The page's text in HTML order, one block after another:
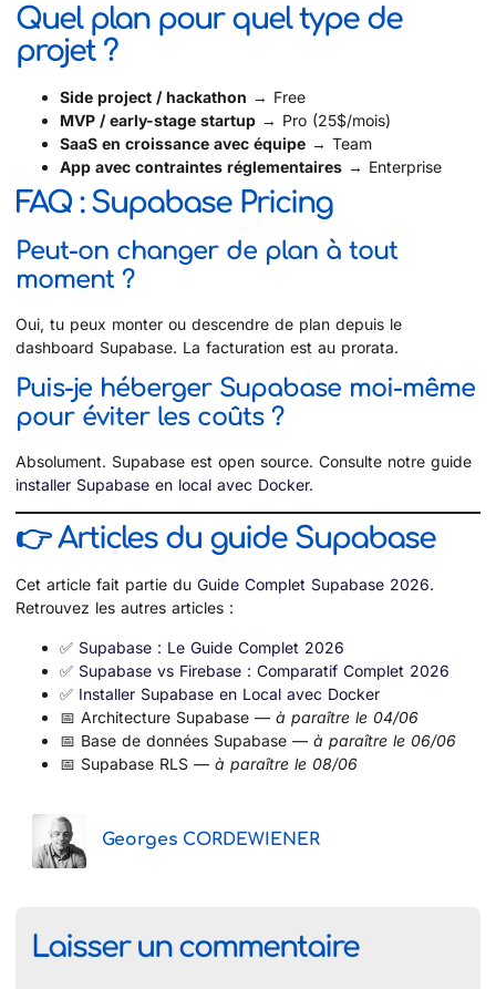
Quel plan pour quel type de
projet ?
Side project / hackathon → Free
MVP / early-stage startup → Pro (25$/mois)
SaaS en croissance avec équipe → Team
App avec contraintes réglementaires → Enterprise
FAQ : Supabase Pricing
Peut-on changer de plan à tout
moment ?
Oui, tu peux monter ou descendre de plan depuis le
dashboard Supabase. La facturation est au prorata.
Puis-je héberger Supabase moi-même
pour éviter les coûts ?
Absolument. Supabase est open source. Consulte notre guide
installer Supabase en local avec Docker.
👉 Articles du guide Supabase
Cet article fait partie du Guide Complet Supabase 2026.
Retrouvez les autres articles :
✅ Supabase : Le Guide Complet 2026
✅ Supabase vs Firebase : Comparatif Complet 2026
✅ Installer Supabase en Local avec Docker
📅 Architecture Supabase — à paraître le 04/06
📅 Base de données Supabase — à paraître le 06/06
📅 Supabase RLS — à paraître le 08/06
Georges CORDEWIENER
Laisser un commentaire